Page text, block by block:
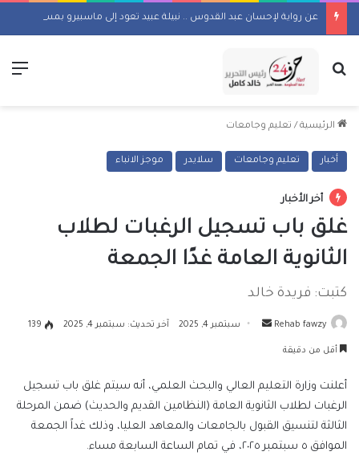
بحث عن
الرئيسية / تعليم وجامعات
أخبار تعليم وجامعات سلايدر موجز الانباء
أخر الأخبار
غلق باب تسجيل الرغبات لطلاب
الثانوية العامة غدًا الجمعة
كتبت: فريدة خالد
Rehab fawzy
أرسل سبتمبر 4, 2025 آخر تحديث: سبتمبر 4, 2025 139
أقل من دقيقة
أعلنت وزارة التعليم العالي والبحث العلمي، أنه سيتم غلق باب تسجيل
الرغبات لطلاب الثانوية العامة (النظامين القديم والحديث) ضمن المرحلة
الثالثة لتنسيق القبول بالجامعات والمعاهد العليا، وذلك غداً الجمعة
الموافق ٥ سبتمبر ٢٠٢٥، في تمام الساعة السابعة مساء.